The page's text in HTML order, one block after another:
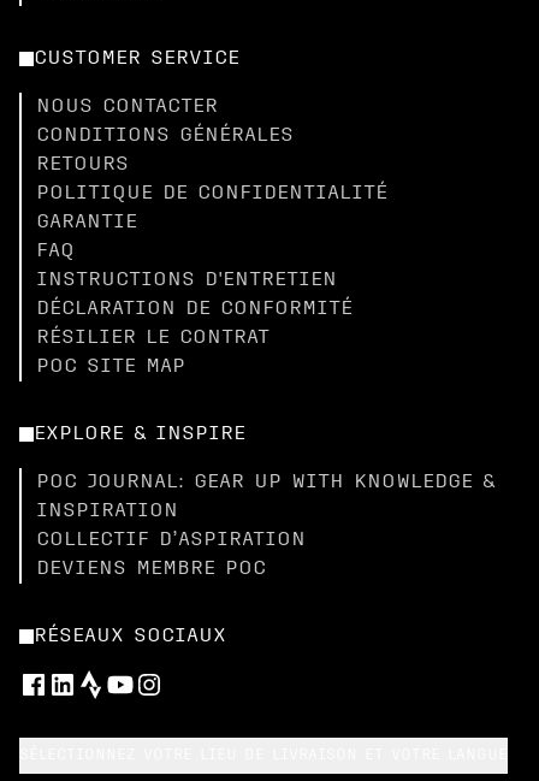
CUSTOMER SERVICE
NOUS CONTACTER
CONDITIONS GÉNÉRALES
RETOURS
POLITIQUE DE CONFIDENTIALITÉ
GARANTIE
FAQ
INSTRUCTIONS D'ENTRETIEN
DÉCLARATION DE CONFORMITÉ
RÉSILIER LE CONTRAT
POC SITE MAP
EXPLORE & INSPIRE
POC JOURNAL: GEAR UP WITH KNOWLEDGE &
INSPIRATION
COLLECTIF D’ASPIRATION
DEVIENS MEMBRE POC
RÉSEAUX SOCIAUX